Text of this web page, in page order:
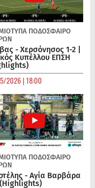
ΠΟΔΌΣΦΑΙΡΟ
- Χερσόνησος 1-2 |
Κυπέλλου ΕΠΣΗ
2026 | 18:00
ΠΟΔΌΣΦΑΙΡΟ
- Αγία Βαρβάρα